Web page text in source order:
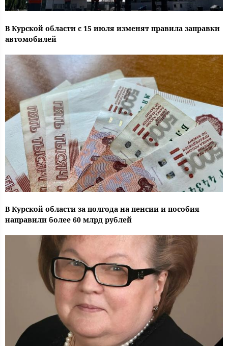
В Курской области с 15 июля изменят правила заправки
автомобилей
В Курской области за полгода на пенсии и пособия
направили более 60 млрд рублей